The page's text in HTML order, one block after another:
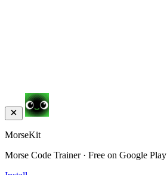
MorseKit
Morse Code Trainer · Free on Google Play